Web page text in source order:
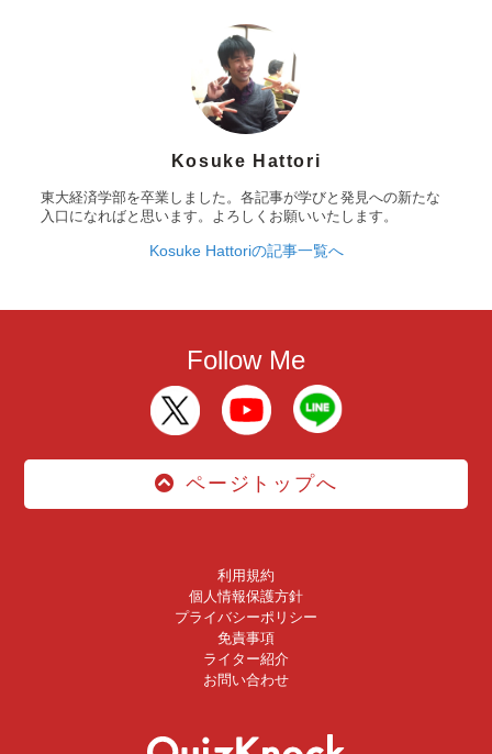
Kosuke Hattori
東大経済学部を卒業しました。各記事が学びと発見への新たな
入口になればと思います。よろしくお願いいたします。
Kosuke Hattoriの記事一覧へ
Follow Me
ページトップへ
利用規約
個人情報保護方針
プライバシーポリシー
免責事項
ライター紹介
お問い合わせ